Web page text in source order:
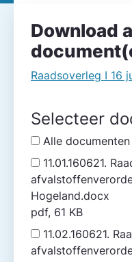
Download
Raadsoverleg I 16
Selecteer
Alle documenten
11.01.160621.
Hogeland.docx
pdf, 61 KB
11.02.160621.